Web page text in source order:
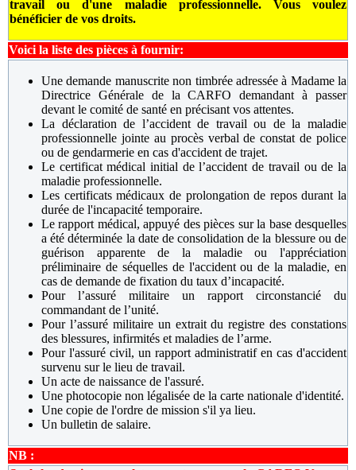
travail ou d'une maladie professionnelle. Vous voulez
bénéficier de vos droits.
Voici la liste des pièces à fournir:
Une demande manuscrite non timbrée adressée à Madame la
Directrice Générale de la CARFO demandant à passer
devant le comité de santé en précisant vos attentes.
La déclaration de l’accident de travail ou de la maladie
professionnelle jointe au procès verbal de constat de police
ou de gendarmerie en cas d'accident de trajet.
Le certificat médical initial de l’accident de travail ou de la
maladie professionnelle.
Les certificats médicaux de prolongation de repos durant la
durée de l'incapacité temporaire.
Le rapport médical, appuyé des pièces sur la base desquelles
a été déterminée la date de consolidation de la blessure ou de
guérison apparente de la maladie ou l'appréciation
préliminaire de séquelles de l'accident ou de la maladie, en
cas de demande de fixation du taux d’incapacité.
Pour l’assuré militaire un rapport circonstancié du
commandant de l’unité.
Pour l’assuré militaire un extrait du registre des constations
des blessures, infirmités et maladies de l’arme.
Pour l'assuré civil, un rapport administratif en cas d'accident
survenu sur le lieu de travail.
Un acte de naissance de l'assuré.
Une photocopie non légalisée de la carte nationale d'identité.
Une copie de l'ordre de mission s'il ya lieu.
Un bulletin de salaire.
NB :